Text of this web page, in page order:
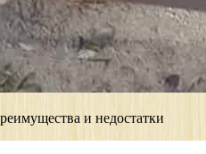
и недостатки